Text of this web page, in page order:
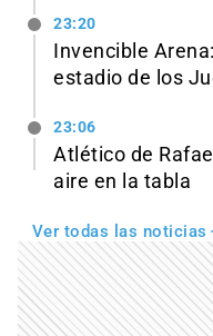
23:20
Invencible
estadio de los
23:06
Atlético de
aire en la tabla
Ver todas las noticias